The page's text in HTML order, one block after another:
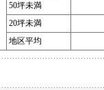
50坪未満
20坪未満
地区平均